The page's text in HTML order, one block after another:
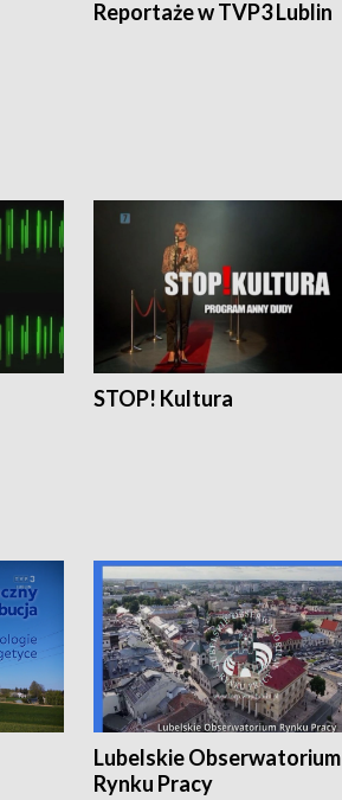
Reportaże w TVP3 Lublin
STOP! Kultura
Lubelskie Obserwatorium
Rynku Pracy